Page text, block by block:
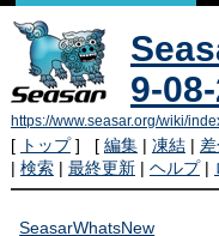
9-
https://www.seasar.org/wiki/
[ トップ] [ 編集| 凍結|
| 検索| 最終更新| ヘルプ|
SeasarWhatsNew